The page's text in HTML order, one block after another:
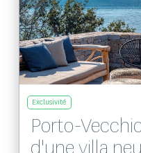
Exclusivité
Porto-